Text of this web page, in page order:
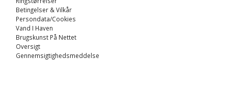
Betingelser & Vilkår
Persondata/Cookies
Vand I Haven
Brugskunst På Nettet
Oversigt
Gennemsigtighedsmeddelse